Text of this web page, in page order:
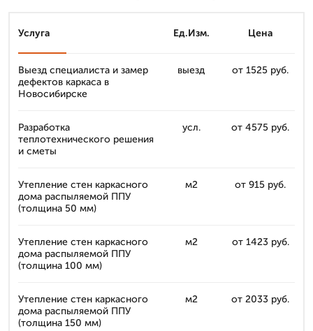
Услуга Ед.Изм. Цена
Выезд специалиста и замер
дефектов каркаса в
Новосибирске
выезд от 1525 руб.
Разработка
теплотехнического решения
и сметы
усл. от 4575 руб.
Утепление стен каркасного
дома распыляемой ППУ
(толщина 50 мм)
м2 от 915 руб.
Утепление стен каркасного
дома распыляемой ППУ
(толщина 100 мм)
м2 от 1423 руб.
Утепление стен каркасного
дома распыляемой ППУ
(толщина 150 мм)
м2 от 2033 руб.